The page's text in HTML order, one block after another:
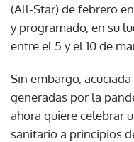
(All-Star) de febrero
y programado, en su
entre el 5 y el 10 de
Sin embargo,
generadas por la
ahora quiere celebrar
sanitario a principios